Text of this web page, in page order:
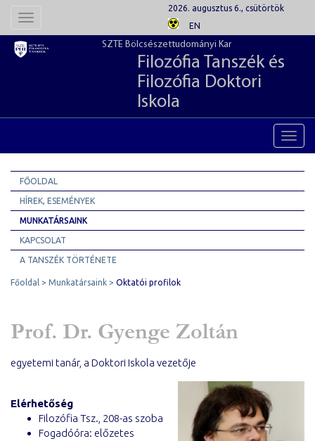
Toggle
2026. augusztus 6., csütörtök
EN
SZTE Bölcsészettudományi Kar
Filozófia Tanszék és
Filozófia Doktori
Iskola
FŐOLDAL
HÍREK, ESEMÉNYEK
MUNKATÁRSAINK
KAPCSOLAT
A TANSZÉK TÖRTÉNETE
Főoldal Munkatársaink Oktatói profilok
Prof. Dr. Gyenge Zoltán
egyetemi tanár, a Doktori Iskola vezetője
Elérhetőség
Filozófia Tsz., 208-as szoba
Fogadóóra: előzetes